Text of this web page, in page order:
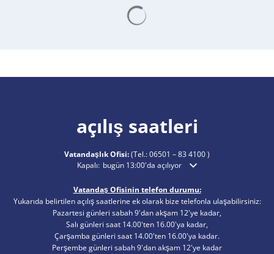
açılış saatleri
Vatandaşlık Ofisi:(Tel.:06501 – 83 4100)
Ek açılış veya kapanış saatlerini gizlemek için tıklayın
Kapalı: bugün 13:00'da açılıyor
Vatandaş Ofisinin telefon durumu:
Yukarıda belirtilen açılış saatlerine ek olarak bize telefonla ulaşabilirsiniz:
Pazartesi günleri sabah 9'dan akşam 12'ye kadar,
Salı günleri saat 14.00'ten 16.00'ya kadar,
Çarşamba günleri saat 14.00'ten 16.00'ya kadar.
Perşembe günleri sabah 9'dan akşam 12'ye kadar